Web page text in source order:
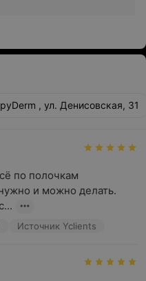
, ул. Денисовская, 31
по полочкам
и можно делать.
Источник Yclients